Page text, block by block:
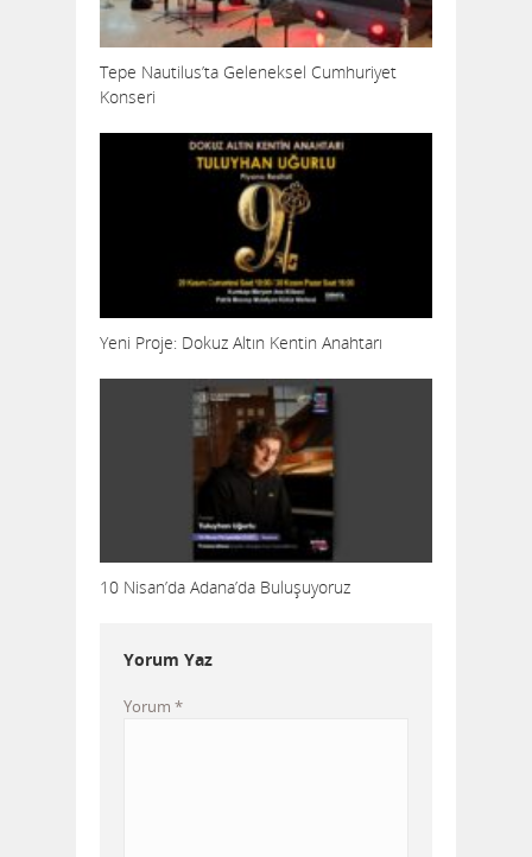
Tepe Nautilus’ta Geleneksel Cumhuriyet
Konseri
Yeni Proje: Dokuz Altın Kentin Anahtarı
10 Nisan’da Adana’da Buluşuyoruz
Yorum Yaz
Yorum *